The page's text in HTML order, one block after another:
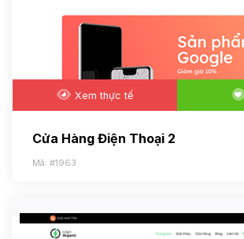
Xem thực tế
Cửa Hàng Điện Thoại 2
Mã: #1963